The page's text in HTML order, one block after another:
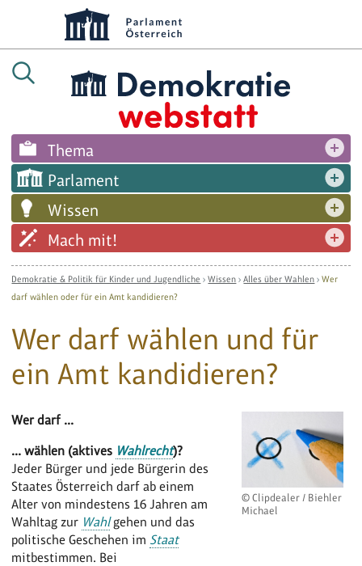
Thema
Parlament
Wissen
Mach mit!
Demokratie & Politik für Kinder und Jugendliche ›Wissen ›Alles über Wahlen ›Wer
darf wählen oder für ein Amt kandidieren?
Wer darf wählen und für
ein Amt kandidieren?
© Clipdealer / Biehler
Michael
Wer darf ...
... wählen (aktives Wahlrecht)?
Jeder Bürger und jede Bürgerin des
Staates Österreich darf ab einem
Alter von mindestens 16 Jahren am
Wahltag zur Wahlgehen und das
politische Geschehen im Staat
mitbestimmen. Bei